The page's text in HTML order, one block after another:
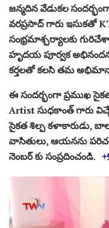
జన్మదిన వేడుకల
వరప్రసాద్ గారు ఇసుకతో
సంభ్రమాశ్చర్యాలకు
హృదయ పూర్వక
కర్తలతో కలసి తమ
ఈ సందర్భంగా ప్రముఖ
Artist సుధకాంత్ గారు
సైకత శిల్ప కళాకారుడు,
వాసితులు, ఆయనను
నెంబర్ కు సంప్రదించండి.